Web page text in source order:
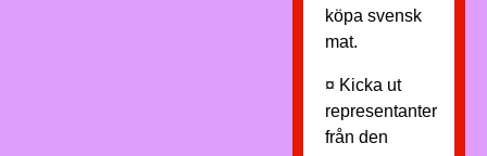
köpa svensk
mat.
¤ Kicka ut
representanter
från den